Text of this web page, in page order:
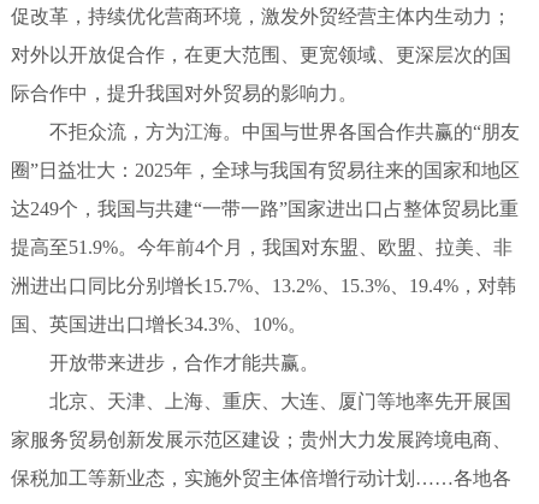
促改革，持续优化营商环境，激发外贸经营主体内生动力；
对外以开放促合作，在更大范围、更宽领域、更深层次的国
际合作中，提升我国对外贸易的影响力。
不拒众流，方为江海。中国与世界各国合作共赢的“朋友
圈”日益壮大：2025年，全球与我国有贸易往来的国家和地区
达249个，我国与共建“一带一路”国家进出口占整体贸易比重
提高至51.9%。今年前4个月，我国对东盟、欧盟、拉美、非
洲进出口同比分别增长15.7%、13.2%、15.3%、19.4%，对韩
国、英国进出口增长34.3%、10%。
开放带来进步，合作才能共赢。
北京、天津、上海、重庆、大连、厦门等地率先开展国
家服务贸易创新发展示范区建设；贵州大力发展跨境电商、
保税加工等新业态，实施外贸主体倍增行动计划……各地各